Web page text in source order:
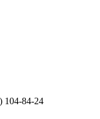
104-84-24